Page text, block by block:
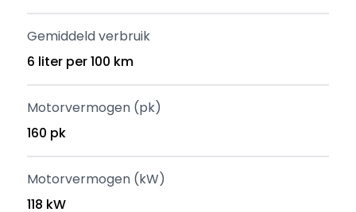
Gemiddeld verbruik
6 liter per 100 km
Motorvermogen (pk)
160 pk
Motorvermogen (kW)
118 kW